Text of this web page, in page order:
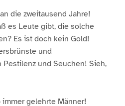
die zweitausend Jahre!
es Leute gibt, die solche
Es ist doch kein Gold!
und
Pestilenz und Seuchen! Sieh,
immer gelehrte Männer!